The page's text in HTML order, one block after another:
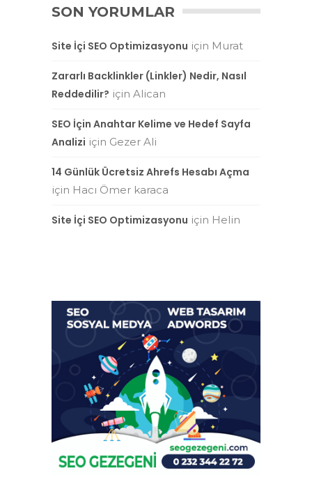
SON YORUMLAR
Site İçi SEO Optimizasyonu için Murat
Zararlı Backlinkler (Linkler) Nedir, Nasıl
Reddedilir? için Alican
SEO İçin Anahtar Kelime ve Hedef Sayfa
Analizi için Gezer Ali
14 Günlük Ücretsiz Ahrefs Hesabı Açma
için Hacı Ömer karaca
Site İçi SEO Optimizasyonu için Helin